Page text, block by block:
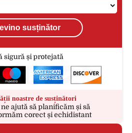
susținător
sigură și protejată
noastre de susținători
ajută să planificăm și să
corect și echidistant